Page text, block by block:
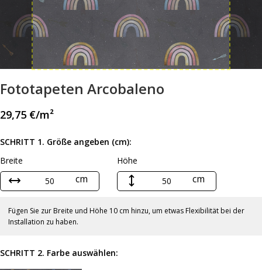
Fototapeten Arcobaleno
29,75 €/m²
SCHRITT 1. Größe angeben (cm):
Breite
cm
Höhe
cm
Fügen Sie zur Breite und Höhe 10 cm hinzu, um etwas Flexibilität bei der
Installation zu haben.
SCHRITT 2. Farbe auswählen: